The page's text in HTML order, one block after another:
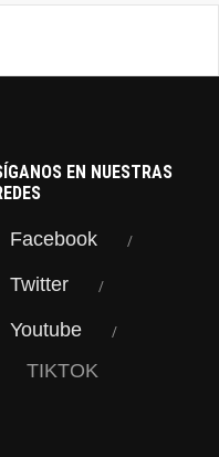
EN NUESTRAS
Facebook
Twitter
Youtube
TIKTOK